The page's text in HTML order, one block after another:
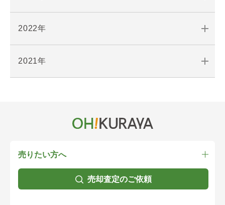
2022年
2021年
売りたい方へ
売却査定のご依頼